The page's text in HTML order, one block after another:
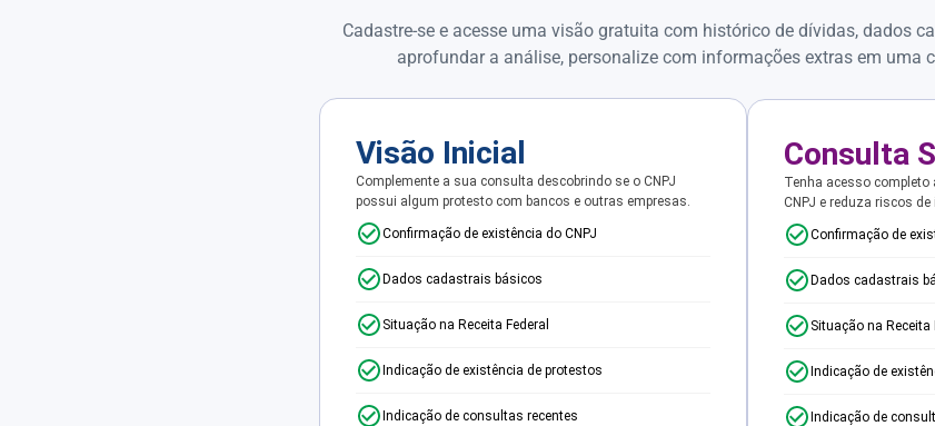
Cadastre-se e acesse uma visão gratuita com histórico de dívidas, dados
aprofundar a análise, personalize com informações extras em uma
Visão Inicial
Complemente a sua consulta descobrindo se o CNPJ
possui algum protesto com bancos e outras empresas.
Confirmação de existência do CNPJ
Dados cadastrais básicos
Situação na Receita Federal
Indicação de existência de protestos
Indicação de consultas recentes
Consulta
Tenha acesso
CNPJ e reduza riscos de
Confirmação de
Dados cadastrais
Situação na Receita
Indicação de
Indicação de